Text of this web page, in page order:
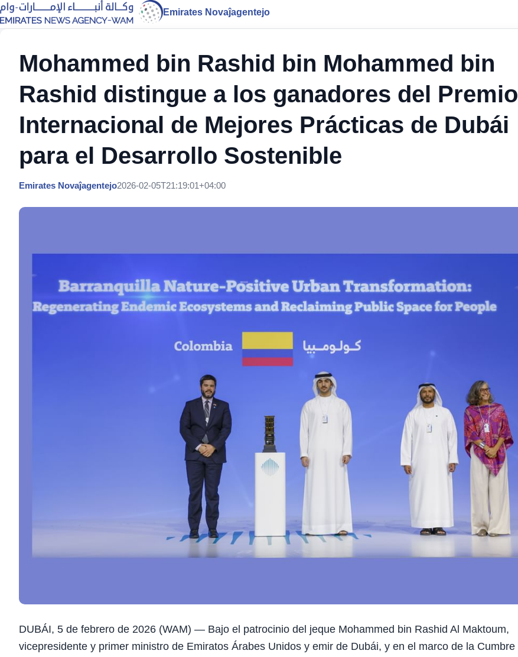
Emirates Novaĵagentejo
Mohammed bin Rashid bin Mohammed bin
Rashid distingue a los ganadores del Premio
Internacional de Mejores Prácticas de Dubái
para el Desarrollo Sostenible
Emirates Novaĵagentejo2026-02-05T21:19:01+04:00
DUBÁI, 5 de febrero de 2026 (WAM) — Bajo el patrocinio del jeque Mohammed bin Rashid Al Maktoum,
vicepresidente y primer ministro de Emiratos Árabes Unidos y emir de Dubái, y en el marco de la Cumbre